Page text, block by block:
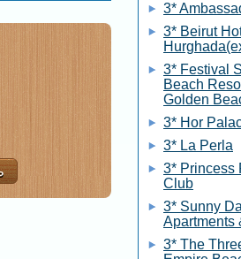
3*
3* Beirut
3* Festival
Beach
Golden
3* Hor
3* La Perla
3* Princess
Club
3* Sunny
Apartments
3* The